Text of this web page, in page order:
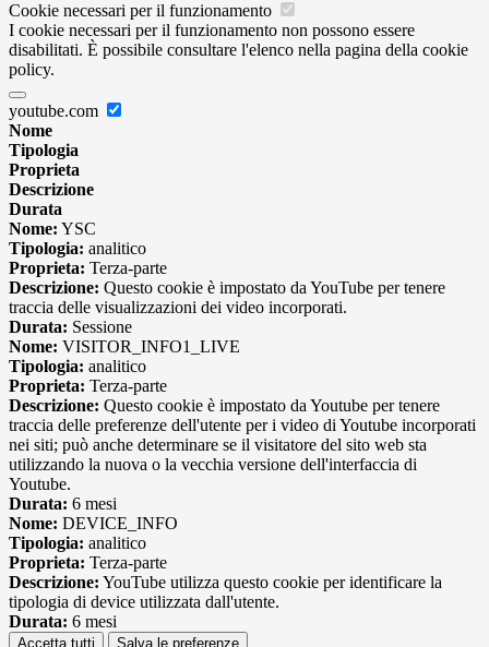
Cookie necessari per il funzionamento
I cookie necessari per il funzionamento non possono essere
disabilitati. È possibile consultare l'elenco nella pagina della cookie
policy.
youtube.com
Nome
Tipologia
Proprieta
Descrizione
Durata
Nome: YSC
Tipologia: analitico
Proprieta: Terza-parte
Descrizione: Questo cookie è impostato da YouTube per tenere
traccia delle visualizzazioni dei video incorporati.
Durata: Sessione
Nome: VISITOR_INFO1_LIVE
Tipologia: analitico
Proprieta: Terza-parte
Descrizione: Questo cookie è impostato da Youtube per tenere
traccia delle preferenze dell'utente per i video di Youtube incorporati
nei siti; può anche determinare se il visitatore del sito web sta
utilizzando la nuova o la vecchia versione dell'interfaccia di
Youtube.
Durata: 6 mesi
Nome: DEVICE_INFO
Tipologia: analitico
Proprieta: Terza-parte
Descrizione: YouTube utilizza questo cookie per identificare la
tipologia di device utilizzata dall'utente.
Durata: 6 mesi
Accetta tutti Salva le preferenze